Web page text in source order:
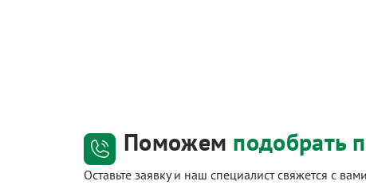
Поможем подобрать
Оставьте заявку и наш специалист свяжется с